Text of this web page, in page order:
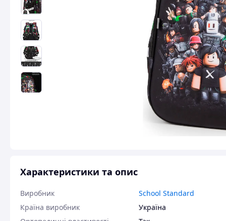
Характеристики та опис
Виробник
School Standard
Країна виробник
Україна